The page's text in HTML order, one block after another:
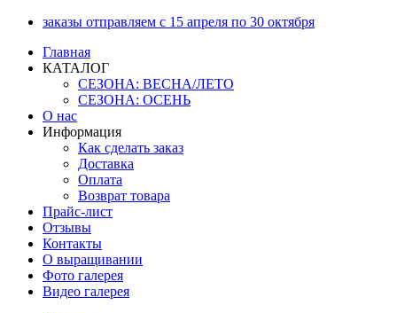
Перейти
содержимому
заказы отправляем с 15 апреля по 30 октября
Главная
КАТАЛОГ
СЕЗОНА: ВЕСНА/ЛЕТО
СЕЗОНА: ОСЕНЬ
О нас
Информация
Как сделать заказ
Доставка
Оплата
Возврат товара
Прайс-лист
Отзывы
Контакты
О выращивании
Фото галерея
Видео галерея